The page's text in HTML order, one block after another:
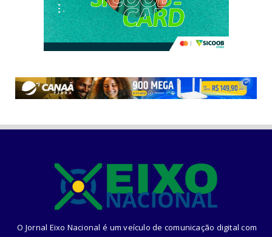
O Jornal Eixo Nacional é um veículo de comunicação digital com